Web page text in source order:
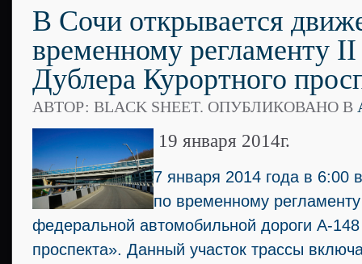
В Сочи открывается
временному регламенту
Дублера Курортного
АВТОР: BLACK SHEET. ОПУБЛИКОВАНО В
19 января 2014г.
7 января 2014 года в 6:00
по временному
федеральной автомобильной дороги А-
проспекта». Данный участок трассы